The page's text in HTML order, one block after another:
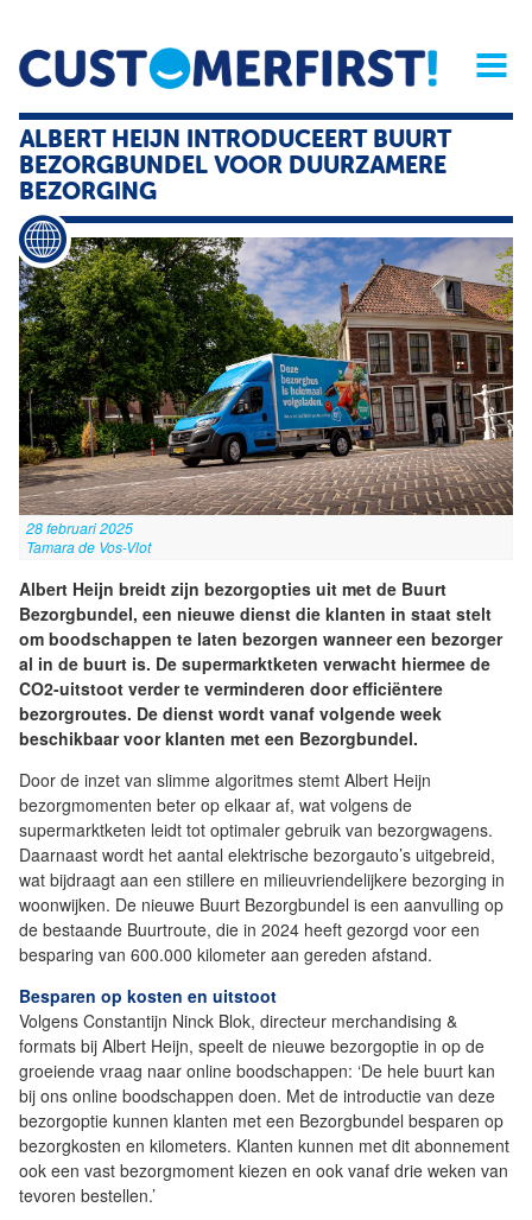
Home Opinie Archief
Magazine
Service
Buyers'Guide
ALBERT HEIJN INTRODUCEERT BUURT
BEZORGBUNDEL VOOR DUURZAMERE
BEZORGING
28 februari 2025
Tamara de Vos-Vlot
Albert Heijn breidt zijn bezorgopties uit met de Buurt
Bezorgbundel, een nieuwe dienst die klanten in staat stelt
om boodschappen te laten bezorgen wanneer een bezorger
al in de buurt is. De supermarktketen verwacht hiermee de
CO2-uitstoot verder te verminderen door efficiëntere
bezorgroutes. De dienst wordt vanaf volgende week
beschikbaar voor klanten met een Bezorgbundel.
Door de inzet van slimme algoritmes stemt Albert Heijn
bezorgmomenten beter op elkaar af, wat volgens de
supermarktketen leidt tot optimaler gebruik van bezorgwagens.
Daarnaast wordt het aantal elektrische bezorgauto’s uitgebreid,
wat bijdraagt aan een stillere en milieuvriendelijkere bezorging in
woonwijken. De nieuwe Buurt Bezorgbundel is een aanvulling op
de bestaande Buurtroute, die in 2024 heeft gezorgd voor een
besparing van 600.000 kilometer aan gereden afstand.
Besparen op kosten en uitstoot
Volgens Constantijn Ninck Blok, directeur merchandising &
formats bij Albert Heijn, speelt de nieuwe bezorgoptie in op de
groeiende vraag naar online boodschappen: ‘De hele buurt kan
bij ons online boodschappen doen. Met de introductie van deze
bezorgoptie kunnen klanten met een Bezorgbundel besparen op
bezorgkosten en kilometers. Klanten kunnen met dit abonnement
ook een vast bezorgmoment kiezen en ook vanaf drie weken van
tevoren bestellen.’